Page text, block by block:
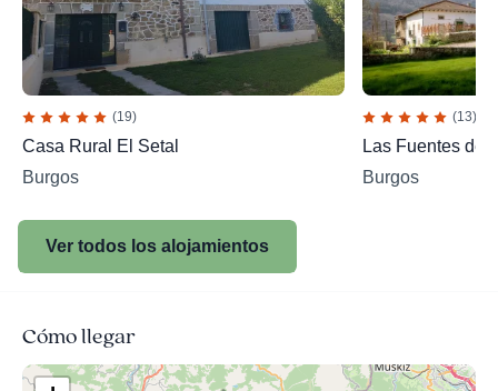
(19)
Casa Rural El Setal
Burgos
(13)
Las Fuentes de
Burgos
Ver todos los alojamientos
Cómo llegar